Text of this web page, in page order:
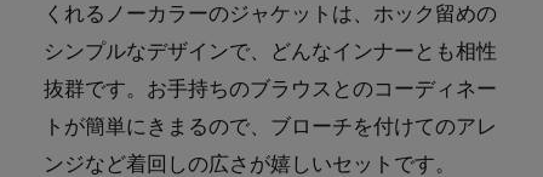
くれるノーカラーのジャケットは、ホック留めの
シンプルなデザインで、どんなインナーとも相性
抜群です。お手持ちのブラウスとのコーディネー
トが簡単にきまるので、ブローチを付けてのアレ
ンジなど着回しの広さが嬉しいセットです。